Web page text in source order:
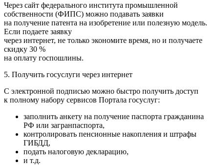
Через сайт федерального института промышленной
собственности (ФИПС) можно подавать заявки
на получение патента на изобретение или полезную модель.
Если подаете заявку
через интернет, не только экономите время, но и получаете
скидку 30 %
на оплату госпошлины.
5. Получить госуслуги через интернет
С электронной подписью можно быстро получить доступ
к полному набору сервисов Портала госуслуг:
заполнить анкету на получение паспорта гражданина
РФ или загранпаспорта,
контролировать пенсионные накопления и штрафы
ГИБДД,
подать налоговую декларацию,
и т.д.